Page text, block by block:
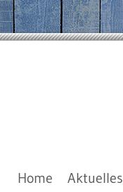
Home Aktuelles